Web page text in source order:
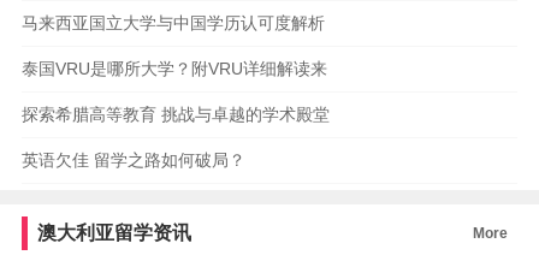
马来西亚国立大学与中国学历认可度解析
泰国VRU是哪所大学？附VRU详细解读来
探索希腊高等教育 挑战与卓越的学术殿堂
英语欠佳 留学之路如何破局？
澳大利亚留学资讯 More